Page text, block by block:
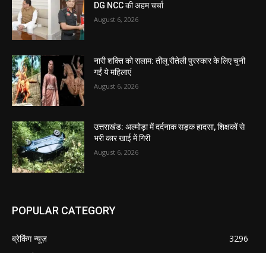
DG NCC की अहम चर्चा
August 6, 2026
नारी शक्ति को सलाम: तीलू रौतेली पुरस्कार के लिए चुनी
गईं ये महिलाएं
August 6, 2026
उत्तराखंड: अल्मोड़ा में दर्दनाक सड़क हादसा, शिक्षकों से
भरी कार खाई में गिरी
August 6, 2026
POPULAR CATEGORY
ब्रेकिंग न्यूज़
3296